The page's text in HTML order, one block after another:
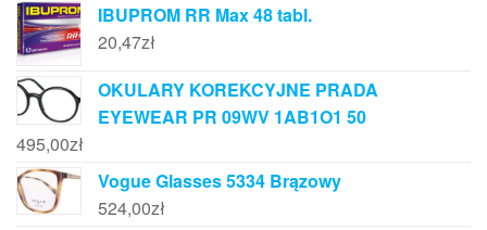
IBUPROM RR Max 48 tabl.
20,47zł
OKULARY KOREKCYJNE PRADA
EYEWEAR PR 09WV 1AB1O1 50
495,00zł
Vogue Glasses 5334 Brązowy
524,00zł